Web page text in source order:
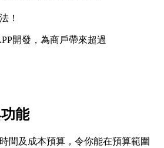
！
開發，為商戶帶來超過
能
間及成本預算，令你能在預算範圍